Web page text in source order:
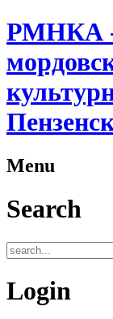
РМНКА -
Menu
Search
Login